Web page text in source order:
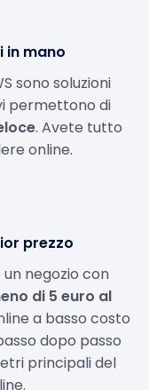
in mano
sono soluzioni
permettono di
. Avete tutto
online.
prezzo
negozio con
di 5 euro al
a basso costo
dopo passo
principali del